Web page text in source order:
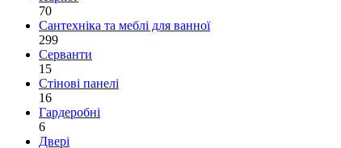
70
Сантехніка та меблі для ванної
299
Серванти
15
Стінові панелі
16
Гардеробні
6
Двері